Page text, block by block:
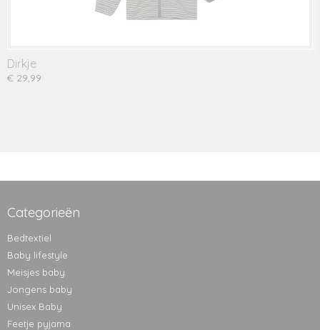
Dirkje
€ 29,99
Categorieën
Bedtextiel
Baby lifestyle
Meisjes baby
Jongens baby
Unisex Baby
Feetje pyjama